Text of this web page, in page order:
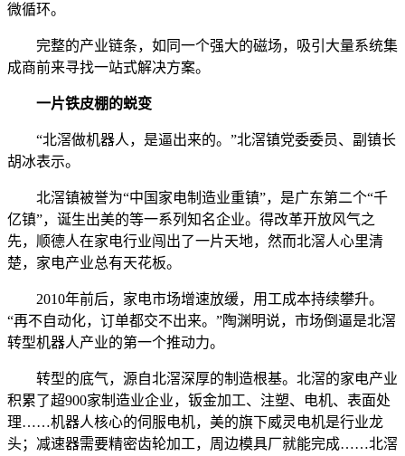
微循环。
完整的产业链条，如同一个强大的磁场，吸引大量系统集
成商前来寻找一站式解决方案。
一片铁皮棚的蜕变
“北滘做机器人，是逼出来的。”北滘镇党委委员、副镇长
胡冰表示。
北滘镇被誉为“中国家电制造业重镇”，是广东第二个“千
亿镇”，诞生出美的等一系列知名企业。得改革开放风气之
先，顺德人在家电行业闯出了一片天地，然而北滘人心里清
楚，家电产业总有天花板。
2010年前后，家电市场增速放缓，用工成本持续攀升。
“再不自动化，订单都交不出来。”陶渊明说，市场倒逼是北滘
转型机器人产业的第一个推动力。
转型的底气，源自北滘深厚的制造根基。北滘的家电产业
积累了超900家制造业企业，钣金加工、注塑、电机、表面处
理……机器人核心的伺服电机，美的旗下威灵电机是行业龙
头；减速器需要精密齿轮加工，周边模具厂就能完成……北滘